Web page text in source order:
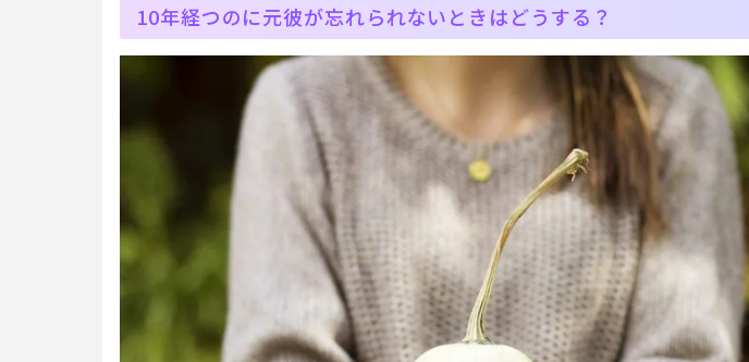
10年経つのに元彼が忘れられないときはどうする？